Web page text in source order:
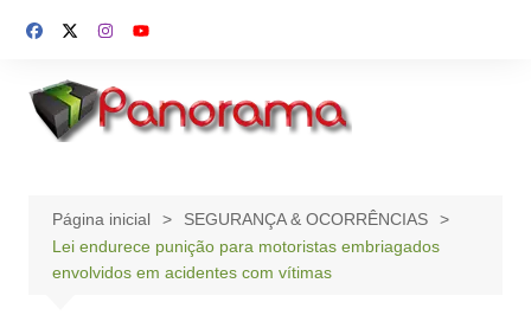
para
conteúdo
Página inicial
SEGURANÇA & OCORRÊNCIAS
Lei endurece punição para motoristas embriagados
envolvidos em acidentes com vítimas